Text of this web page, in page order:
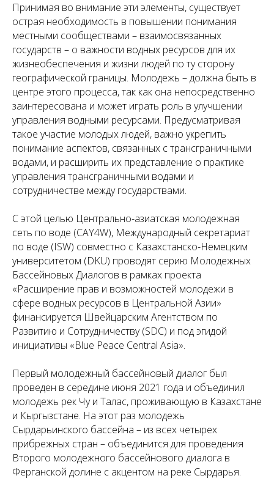
Принимая во внимание эти элементы, существует
острая необходимость в повышении понимания
местными сообществами – взаимосвязанных
государств – о важности водных ресурсов для их
жизнеобеспечения и жизни людей по ту сторону
географической границы. Молодежь – должна быть в
центре этого процесса, так как она непосредственно
заинтересована и может играть роль в улучшении
управления водными ресурсами. Предусматривая
такое участие молодых людей, важно укрепить
понимание аспектов, связанных с трансграничными
водами, и расширить их представление о практике
управления трансграничными водами и
сотрудничестве между государствами.
С этой целью Центрально-азиатская молодежная
сеть по воде (CAY4W), Международный секретариат
по воде (ISW) совместно с Казахстанско-Немецким
университетом (DKU) проводят серию Молодежных
Бассейновых Диалогов в рамках проекта
«Расширение прав и возможностей молодежи в
сфере водных ресурсов в Центральной Азии»
финансируется Швейцарским Агентством по
Развитию и Сотрудничеству (SDC) и под эгидой
инициативы «Blue Peace Central Asia».
Первый молодежный бассейновый диалог был
проведен в середине июня 2021 года и объединил
молодежь рек Чу и Талас, проживающую в Казахстане
и Кыргызстане. На этот раз молодежь
Сырдарьинского бассейна – из всех четырех
прибрежных стран – объединится для проведения
Второго молодежного бассейнового диалога в
Ферганской долине с акцентом на реке Сырдарья.